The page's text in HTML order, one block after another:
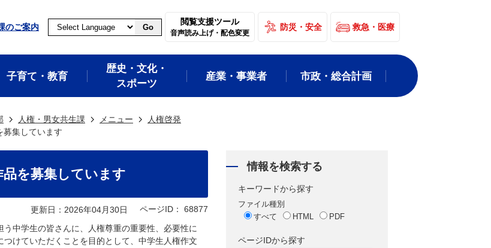
のご案内 Go
閲覧支援ツール
音声読み上げ・配色変更
防災・安全 救急・医療
子育て・教育
歴史・文化・
スポーツ
産業・事業者 市政・総合計画
人権・男女共生課 メニュー
人権啓発
募集しています
を募集しています
更新日：2026年04月30日 ページID：
68877
中学⽣の皆さんに、⼈権尊重の重要性、必要性に
けていただくことを⽬的として、中学⽣⼈権作⽂
情報を検索する
キーワードから探す
ファイル種別
すべて
HTML PDF
ページIDから探す